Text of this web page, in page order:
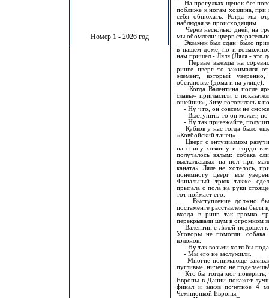
Номер 1 - 2026 год
На прогулках щенок без
поближе к ногам хозяина, при
себя обнюхать. Когда мы
наблюдая за происходящим.
Через несколько дней, на
мы обомлели: цверг
Экзамен был сдан: было
в нашем доме, но и
нам пришел - Ляля (Ляля - это
Первые выезды на
ринге цверг то зажимался
элемент, который
обстановке (дома и на улице).
Когда Валентина после
славы» пригласили с
ошейник», Зизу готовилась к
- Ну что, он совсем не
- Выступить-то он может, но
- Ну так приезжайте,
Кубков у нас тогда было
«Ковбойский танец».
Цверг с энтузиазмом
на спину хозяину и гордо
получалось вялым: собака
выскальзывал на пол при
каната» Ляле не хотелось,
понемногу цверг все
Финальный трюк также
прыгала с пола на руки
тот поймает его.
Выступление должно
постаменте расставлены были
входа в ринг так громко
перекрывали шум в огромном
Валентин с Лялей подошел к
Уговоры не помогли:
колонок.
- Ну так возьми хотя бы
- Мы его не заслужили.
Многие понимающе
пугливые, ничего не
Кто бы тогда мог поверить,
Европы в Дании покажет
финал и заняв почетное 4
Чемпионкой Европы.